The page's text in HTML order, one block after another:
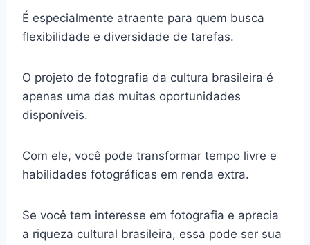
É especialmente atraente para quem busca
flexibilidade e diversidade de tarefas.
O projeto de fotografia da cultura brasileira é
apenas uma das muitas oportunidades
disponíveis.
Com ele, você pode transformar tempo livre e
habilidades fotográficas em renda extra.
Se você tem interesse em fotografia e aprecia
a riqueza cultural brasileira, essa pode ser sua